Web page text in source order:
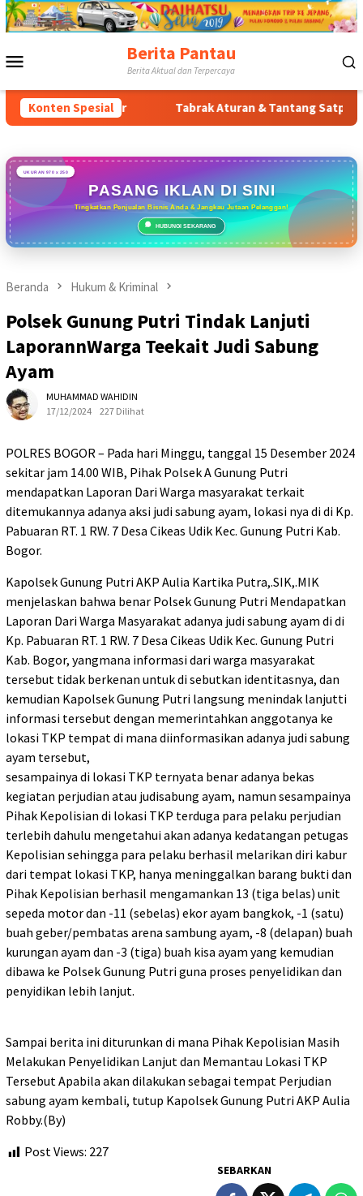
Loncat
ke
Berita Pantau
Berita Aktual dan Terpercaya
Konten Spesial
Timur Tabrak Aturan & Tantang Satpol PP:
UKURAN 970 x 250
PASANG IKLAN DI SINI
Tingkatkan Penjualan Bisnis Anda & Jangkau Jutaan Pelanggan!
HUBUNGI SEKARANG
Beranda Hukum & Kriminal
Polsek Gunung Putri Tindak Lanjuti
LaporannWarga Teekait Judi Sabung
Ayam
MUHAMMAD WAHIDIN
17/12/2024
227 Dilihat
POLRES BOGOR – Pada hari Minggu, tanggal 15 Desember 2024
sekitar jam 14.00 WIB, Pihak Polsek A Gunung Putri
mendapatkan Laporan Dari Warga masyarakat terkait
ditemukannya adanya aksi judi sabung ayam, lokasi nya di di Kp.
Pabuaran RT. 1 RW. 7 Desa Cikeas Udik Kec. Gunung Putri Kab.
Bogor.
Kapolsek Gunung Putri AKP Aulia Kartika Putra,.SIK,.MIK
menjelaskan bahwa benar Polsek Gunung Putri Mendapatkan
Laporan Dari Warga Masyarakat adanya judi sabung ayam di di
Kp. Pabuaran RT. 1 RW. 7 Desa Cikeas Udik Kec. Gunung Putri
Kab. Bogor, yangmana informasi dari warga masyarakat
tersebut tidak berkenan untuk di sebutkan identitasnya, dan
kemudian Kapolsek Gunung Putri langsung menindak lanjutti
informasi tersebut dengan memerintahkan anggotanya ke
lokasi TKP tempat di mana diinformasikan adanya judi sabung
ayam tersebut,
sesampainya di lokasi TKP ternyata benar adanya bekas
kegiatan perjudian atau judisabung ayam, namun sesampainya
Pihak Kepolisian di lokasi TKP terduga para pelaku perjudian
terlebih dahulu mengetahui akan adanya kedatangan petugas
Kepolisian sehingga para pelaku berhasil melarikan diri kabur
dari tempat lokasi TKP, hanya meninggalkan barang bukti dan
Pihak Kepolisian berhasil mengamankan 13 (tiga belas) unit
sepeda motor dan -11 (sebelas) ekor ayam bangkok, -1 (satu)
buah geber/pembatas arena sambung ayam, -8 (delapan) buah
kurungan ayam dan -3 (tiga) buah kisa ayam yang kemudian
dibawa ke Polsek Gunung Putri guna proses penyelidikan dan
penyidikan lebih lanjut.
Sampai berita ini diturunkan di mana Pihak Kepolisian Masih
Melakukan Penyelidikan Lanjut dan Memantau Lokasi TKP
Tersebut Apabila akan dilakukan sebagai tempat Perjudian
sabung ayam kembali, tutup Kapolsek Gunung Putri AKP Aulia
Robby.(By)
Post Views: 227
SEBARKAN